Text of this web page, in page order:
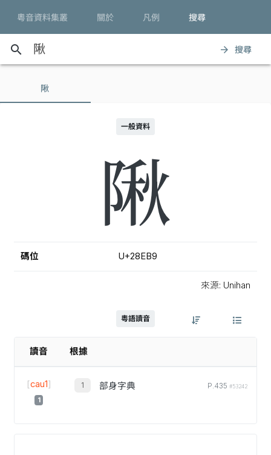
粵音資料集叢 關於 凡例 搜尋
search arrow_forward 搜尋
𨺹
一般資料
𨺹
碼位 U+28EB9
來源: Unihan
粵語讀音
讀音 根據
[cau1]
1
部身字典 P.435 #53242